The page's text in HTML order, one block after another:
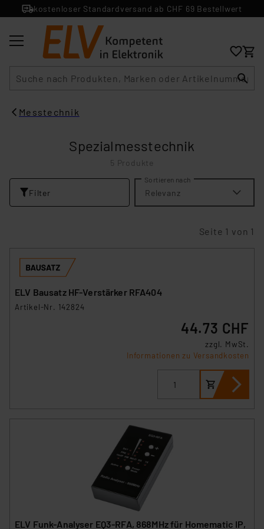
kostenloser Standardversand ab CHF 69 Bestellwert
Messtechnik
Spezialmesstechnik
5 Produkte
Filter
Sortieren nach
Relevanz
Seite 1 von 1
ELV Bausatz HF-Verstärker RFA404
Artikel-Nr. 142824
44.73 CHF
zzgl. MwSt.
Informationen zu Versandkosten
ELV Funk-Analyser EQ3-RFA, 868MHz für Homematic IP,